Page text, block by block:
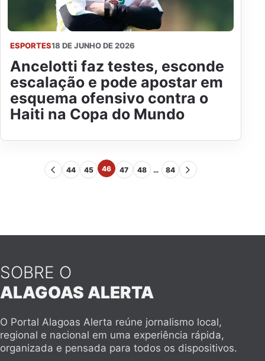
ESPORTES18 DE JUNHO DE 2026
Ancelotti faz testes, esconde
escalação e pode apostar em
esquema ofensivo contra o
Haiti na Copa do Mundo
44 45 46 47 48 … 84
SOBRE O
ALAGOAS ALERTA
O Portal Alagoas Alerta reúne jornalismo local,
regional e nacional em uma experiência rápida,
organizada e pensada para todos os dispositivos.